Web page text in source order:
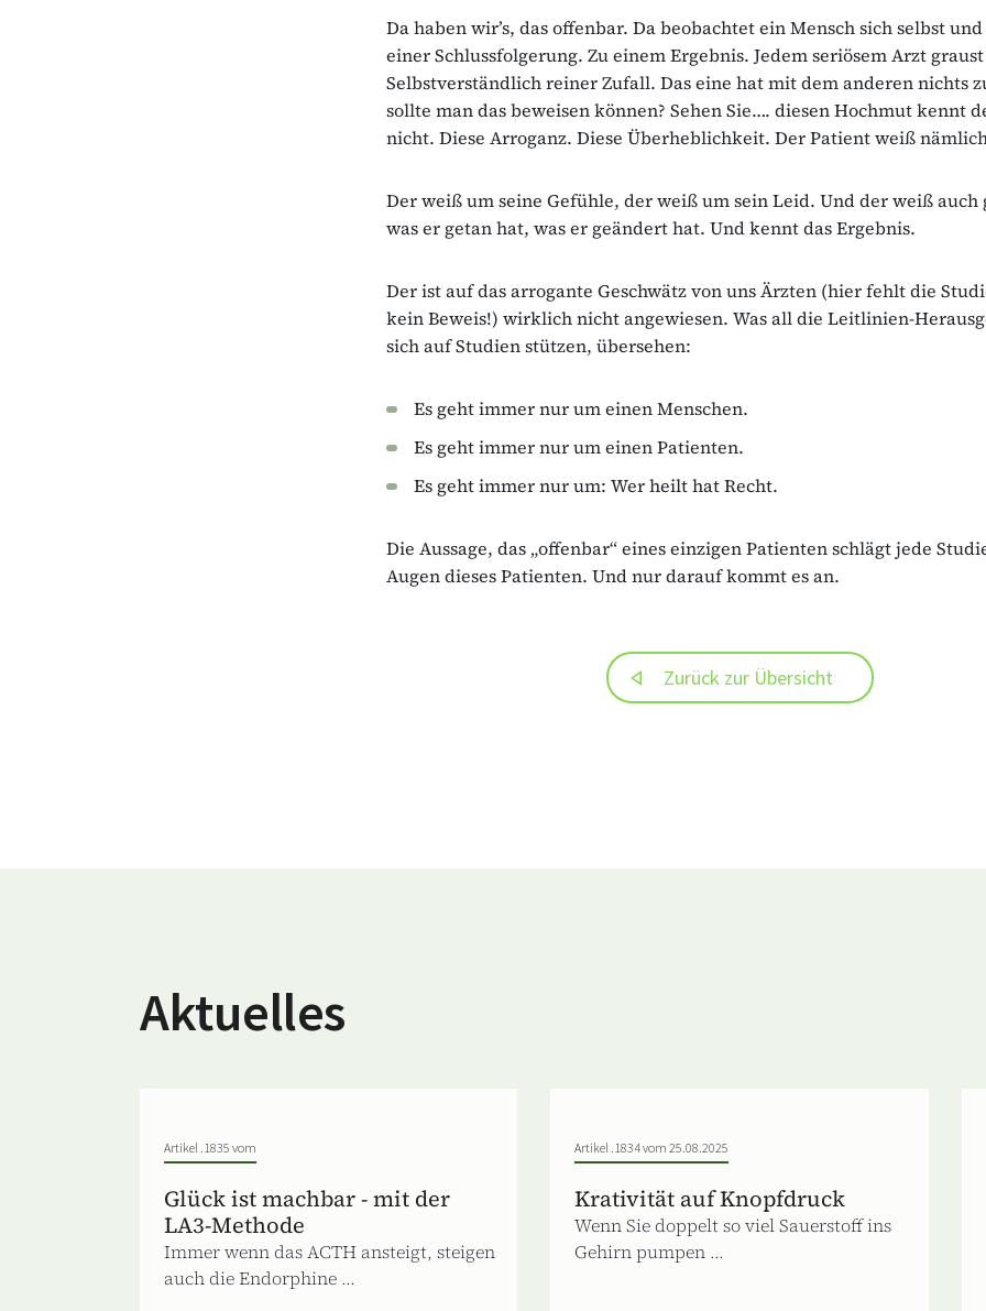
Da haben wir’s, das offenbar. Da beobachtet ein Mensch sich selbst
einer Schlussfolgerung. Zu einem Ergebnis. Jedem seriösem Arzt
Selbstverständlich reiner Zufall. Das eine hat mit dem anderen nichts
sollte man das beweisen können? Sehen Sie…. diesen Hochmut kennt
nicht. Diese Arroganz. Diese Überheblichkeit. Der Patient weiß
Der weiß um seine Gefühle, der weiß um sein Leid. Und der weiß auch
was er getan hat, was er geändert hat. Und kennt das Ergebnis.
Der ist auf das arrogante Geschwätz von uns Ärzten (hier fehlt die
kein Beweis!) wirklich nicht angewiesen. Was all die Leitlinien-
sich auf Studien stützen, übersehen:
Es geht immer nur um einen Menschen.
Es geht immer nur um einen Patienten.
Es geht immer nur um: Wer heilt hat Recht.
Die Aussage, das „offenbar“ eines einzigen Patienten schlägt jede
Augen dieses Patienten. Und nur darauf kommt es an.
Zurück zur Übersicht
Aktuelles
Artikel .1835 vom
Glück ist machbar - mit der
LA3-Methode
Immer wenn das ACTH ansteigt, steigen
auch die Endorphine ...
Artikel .1834 vom 25.08.2025
Krativität auf Knopfdruck
Wenn Sie doppelt so viel Sauerstoff ins
Gehirn pumpen ...